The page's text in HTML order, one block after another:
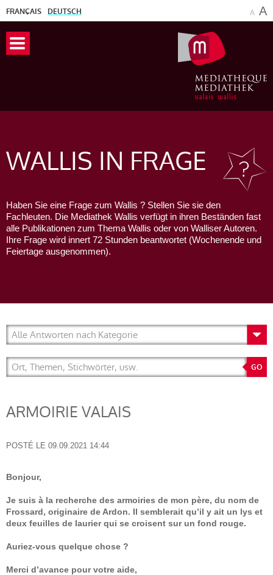
FRANÇAIS DEUTSCH A A
WALLIS IN FRAGE
Haben Sie eine Frage zum Wallis ? Stellen Sie sie den
Fachleuten. Die Mediathek Wallis verfügt in ihren Beständen fast
alle Publikationen zum Thema Wallis oder von Walliser Autoren.
Ihre Frage wird innert 72 Stunden beantwortet (Wochenende und
Feiertage ausgenommen).
ARMOIRIE VALAIS
POSTÉ LE 09.09.2021 14:44
Bonjour,
Je suis à la recherche des armoiries de mon père, du nom de
Frossard, originaire de Ardon. Il semblerait qu’il y ait un lys et
deux feuilles de laurier qui se croisent sur un fond rouge.
Auriez-vous quelque chose ?
Merci d’avance pour votre aide,